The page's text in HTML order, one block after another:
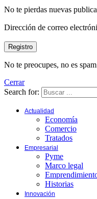
No te pierdas nuevas
Dirección de correo
No te preocupes, no es spam
Cerrar
Search for:
Actualidad
Economía
Comercio
Tratados
Empresarial
Pyme
Marco legal
Historias
Innovación